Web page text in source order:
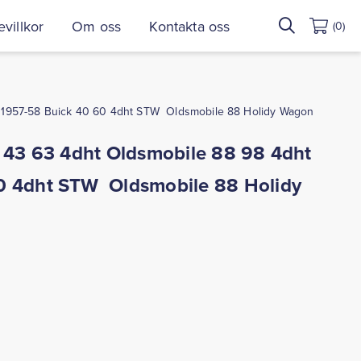
Om oss Kontakta oss
Sök
efter:
(0)
58 Buick 40 60 4dht STW Oldsmobile 88 Holidy Wagon
63 4dht Oldsmobile 88 98 4dht
4dht STW Oldsmobile 88 Holidy